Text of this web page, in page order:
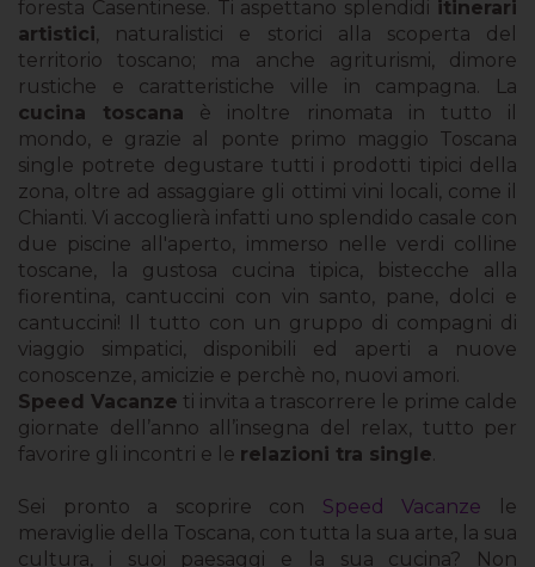
foresta Casentinese. Ti aspettano splendidi itinerari
artistici, naturalistici e storici alla scoperta del
territorio toscano; ma anche agriturismi, dimore
rustiche e caratteristiche ville in campagna. La
cucina toscana è inoltre rinomata in tutto il
mondo, e grazie al ponte primo maggio Toscana
single potrete degustare tutti i prodotti tipici della
zona, oltre ad assaggiare gli ottimi vini locali, come il
Chianti. Vi accoglierà infatti uno splendido casale con
due piscine all'aperto, immerso nelle verdi colline
toscane, la gustosa cucina tipica, bistecche alla
fiorentina, cantuccini con vin santo, pane, dolci e
cantuccini! Il tutto con un gruppo di compagni di
viaggio simpatici, disponibili ed aperti a nuove
conoscenze, amicizie e perchè no, nuovi amori.
Speed Vacanze ti invita a trascorrere le prime calde
giornate dell’anno all’insegna del relax, tutto per
favorire gli incontri e le relazioni tra single.
Sei pronto a scoprire con Speed Vacanze le
meraviglie della Toscana, con tutta la sua arte, la sua
cultura, i suoi paesaggi e la sua cucina? Non